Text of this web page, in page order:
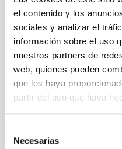
el contenido y los
sociales y analizar el
información sobre el uso
nuestros partners de
web, quienes pueden
que les haya
partir del uso que haya
Necesarias